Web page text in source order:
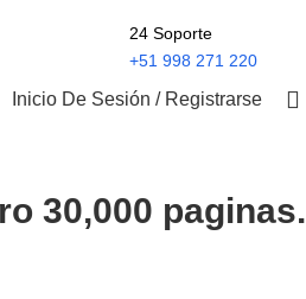
24 Soporte
+51 998 271 220
Inicio De Sesión / Registrarse
30,000 paginas.